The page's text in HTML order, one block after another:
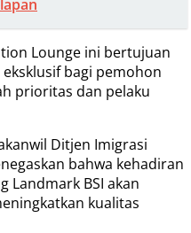
Lounge ini bertujuan
bagi pemohon
prioritas dan pelaku
Ditjen Imigrasi
bahwa kehadiran
Landmark BSI akan
kualitas